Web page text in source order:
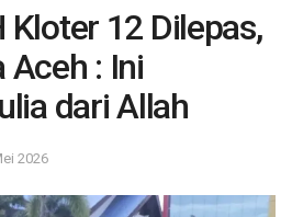
Kloter 12 Dilepas,
Aceh : Ini
dari Allah
2026